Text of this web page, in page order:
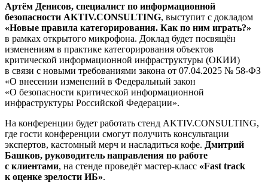
Артём Денисов, специалист по информационной
безопасности AKTIV.CONSULTING, выступит с докладом
«Новые правила категорирования. Как по ним играть?»
в рамках открытого микрофона. Доклад будет посвящён
изменениям в практике категорирования объектов
критической информационной инфраструктуры (ОКИИ)
в связи с новыми требованиями закона от 07.04.2025 № 58-ФЗ
«О внесении изменений в Федеральный закон
«О безопасности критической информационной
инфраструктуры Российской Федерации».
На конференции будет работать стенд AKTIV.CONSULTING,
где гости конференции смогут получить консультации
экспертов, кастомный мерч и насладиться кофе. Дмитрий
Башков, руководитель направления по работе
с клиентами, на стенде проведёт мастер-класс «Fast track
к оценке зрелости ИБ».